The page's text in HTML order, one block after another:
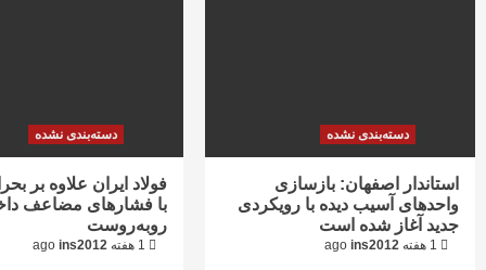
دسته‌بندی نشده
فولاد ایران علاوه بر
با فشارهای مضاعف
روبه‌روست
ins2012
دسته‌بندی نشده
استاندار اصفهان: بازسازی
واحدهای آسیب دیده با رویکردی
جدید آغاز شده است
ins2012